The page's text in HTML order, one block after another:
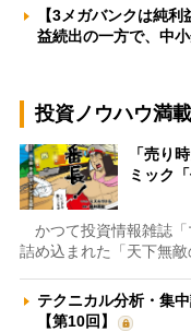
【3メガバンクは純
益続出の一方で、中
投資ノウハウ満
「売り
ミック
かつて投資情報雑誌「
詰め込まれた「天下無
テクニカル分析・集
【第10回】